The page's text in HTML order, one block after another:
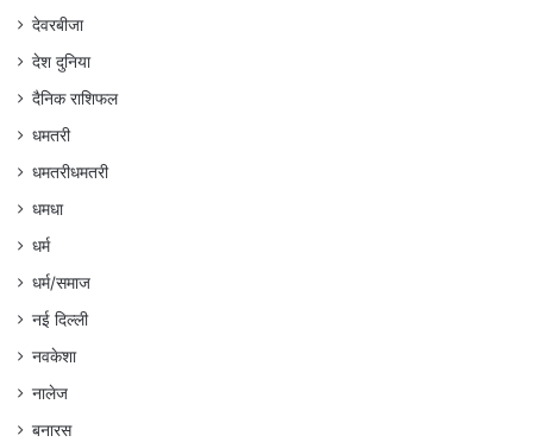
देवरबीजा
देश दुनिया
दैनिक राशिफल
धमतरी
धमतरीधमतरी
धमधा
धर्म
धर्म/समाज
नई दिल्ली
नवकेशा
नालेज
बनारस